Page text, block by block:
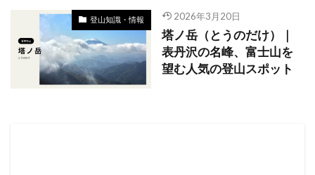
登山知識・情報 2026年3月20日
塔ノ岳（とうのだけ）｜
表丹沢の名峰、富士山を
望む人気の登山スポット